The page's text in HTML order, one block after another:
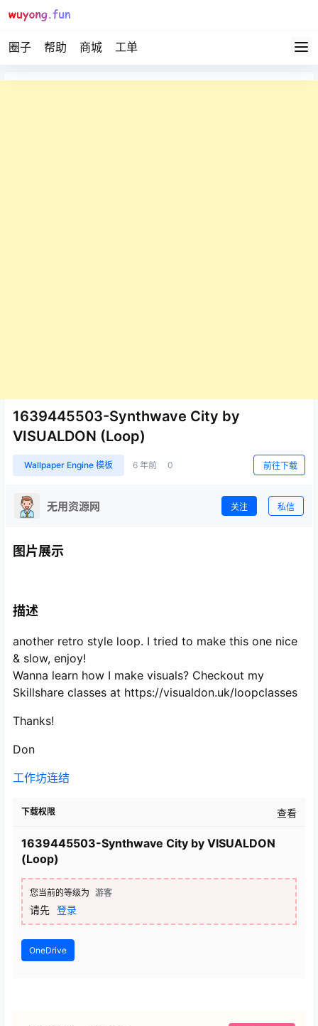
圈子 帮助 商城 工单
1639445503-Synthwave City by
VISUALDON (Loop)
Wallpaper Engine 模板 6 年前 0 前往下载
无用资源网 关注 私信
图片展示
描述
another retro style loop. I tried to make this one nice
& slow, enjoy!
Wanna learn how I make visuals? Checkout my
Skillshare classes at https://visualdon.uk/loopclasses
Thanks!
Don
工作坊连结
下载权限 查看
1639445503-Synthwave City by VISUALDON
(Loop)
您当前的等级为 游客
请先 登录
OneDrive